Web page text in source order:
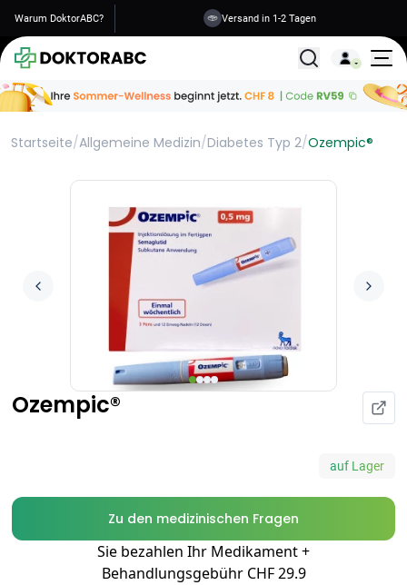
Warum DoktorABC? Sichere Informationen
Alle
Startseite/Allgemeine Medizin/Diabetes Typ 2/Ozempic®
Ozempic®
auf Lager
Zu den medizinischen Fragen
Sie bezahlen Ihr Medikament +
Behandlungsgebühr CHF 29.9